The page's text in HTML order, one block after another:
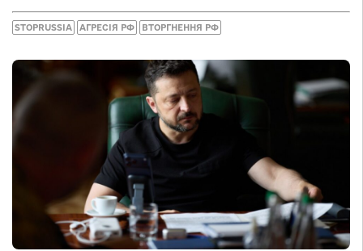
STOPRUSSIA АГРЕСІЯ РФ ВТОРГНЕННЯ РФ